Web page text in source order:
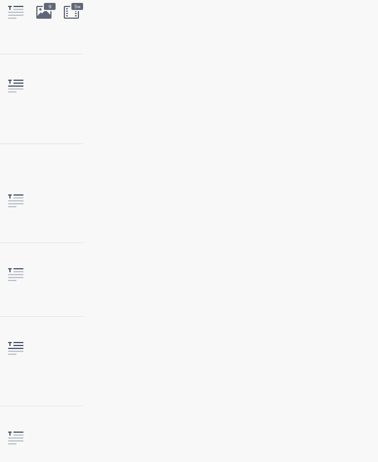
9 5м